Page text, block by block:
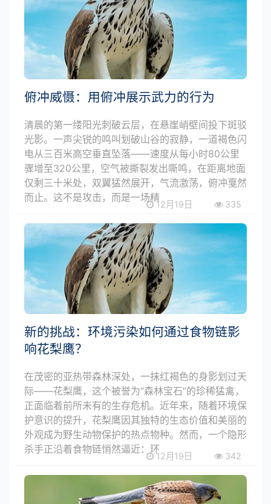
俯冲威慑：用俯冲展示武力的行为
清晨的第一缕阳光刺破云层，在悬崖峭壁间投下斑驳
光影。一声尖锐的鸣叫划破山谷的寂静，一道褐色闪
电从三百米高空垂直坠落——速度从每小时80公里
骤增至320公里，空气被撕裂发出嘶鸣，在距离地面
仅剩三十米处，双翼猛然展开，气流激荡，俯冲戛然
而止。这不是攻击，而是一场精
12月19日 335
新的挑战：环境污染如何通过食物链影
响花梨鹰？
在茂密的亚热带森林深处，一抹红褐色的身影划过天
际——花梨鹰，这个被誉为“森林宝石”的珍稀猛禽，
正面临着前所未有的生存危机。近年来，随着环境保
护意识的提升，花梨鹰因其独特的生态价值和美丽的
外观成为野生动物保护的热点物种。然而，一个隐形
杀手正沿着食物链悄然逼近：环
12月19日 342